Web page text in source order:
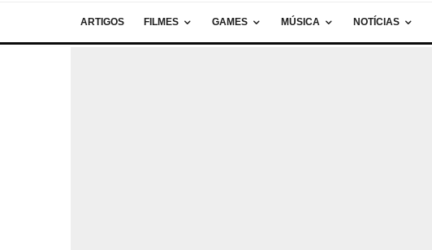
ARTIGOS FILMES GAMES MÚSICA NOTÍCIAS